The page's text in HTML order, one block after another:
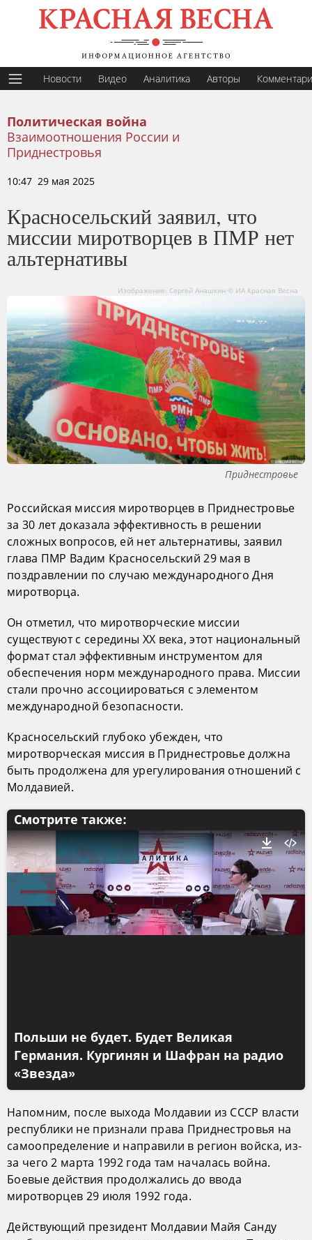
Новости Видео Аналитика Авторы
Политическая война
Взаимоотношения России и
Приднестровья
10:47 29 мая 2025
Красносельский заявил, что
миссии миротворцев в ПМР нет
альтернативы
Изображение: Сергей Анашкин © ИА Красная Весна
Приднестровье
Российская миссия миротворцев в Приднестровье
за 30 лет доказала эффективность в решении
сложных вопросов, ей нет альтернативы, заявил
глава ПМР Вадим Красносельский 29 мая в
поздравлении по случаю международного Дня
миротворца.
Он отметил, что миротворческие миссии
существуют с середины XX века, этот национальный
формат стал эффективным инструментом для
обеспечения норм международного права. Миссии
стали прочно ассоциироваться с элементом
международной безопасности.
Красносельский глубоко убежден, что
миротворческая миссия в Приднестровье должна
быть продолжена для урегулирования отношений с
Молдавией.
Смотрите также:
Польши не будет. Будет Великая
Германия. Кургинян и Шафран на радио
«Звезда»
Напомним, после выхода Молдавии из СССР власти
республики не признали права Приднестровья на
самоопределение и направили в регион войска, из-
за чего 2 марта 1992 года там началась война.
Боевые действия продолжались до ввода
миротворцев 29 июля 1992 года.
Действующий президент Молдавии Майя Санду